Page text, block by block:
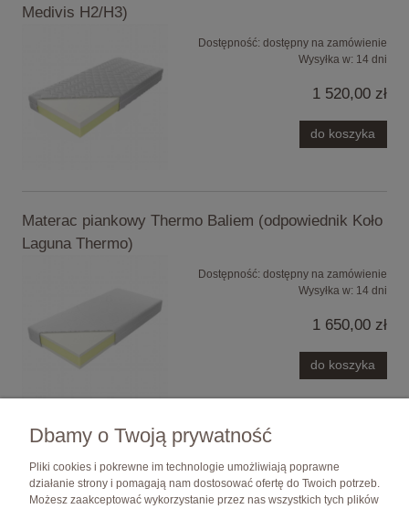
Medivis H2/H3)
Dostępność: dostępny na zamówienie
Wysyłka w: 14 dni
1 520,00 zł
do koszyka
Materac piankowy Thermo Baliem (odpowiednik Koło
Laguna Thermo)
Dostępność: dostępny na zamówienie
Wysyłka w: 14 dni
1 650,00 zł
do koszyka
Dbamy o Twoją prywatność
Pliki cookies i pokrewne im technologie umożliwiają poprawne
działanie strony i pomagają nam dostosować ofertę do Twoich potrzeb.
Możesz zaakceptować wykorzystanie przez nas wszystkich tych plików